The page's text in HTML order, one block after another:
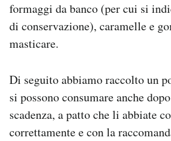
formaggi da banco (per cui si
di conservazione), caramelle e
masticare.
Di seguito abbiamo raccolto un
si possono consumare anche
scadenza, a patto che li abbiate
correttamente e con la